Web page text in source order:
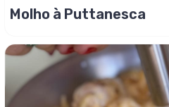
Molho à Puttanesca